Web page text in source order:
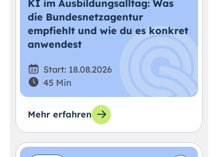
KI im Ausbildungsalltag: Was
die Bundesnetzagentur
empfiehlt und wie du es konkret
anwendest
Start: 18.08.2026
45 Min
Mehr erfahren